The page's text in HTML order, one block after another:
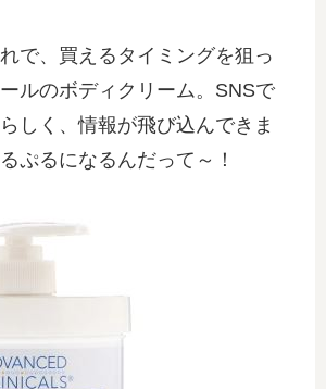
で、買えるタイミングを狙っ
ルのボディクリーム。SNSで
しく、情報が飛び込んできま
ぷるになるんだって～！